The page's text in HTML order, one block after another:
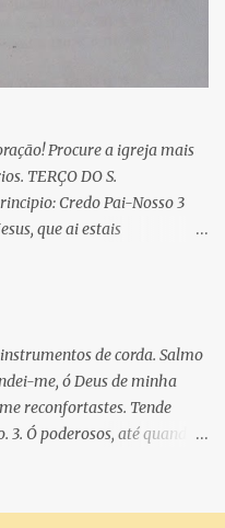
ó clemente, ó piedosa, ó
nós Santa Mãe de Deus.
de Cristo. Amém.
Procure a igreja mais
TERÇO DO S.
Credo Pai-Nosso 3
que ai estais
de Amor!
perdão e a Vossa
e graças se deem a
Sacramento.
de corda. Salmo
me, ó Deus de minha
reconfortastes. Tende
Ó poderosos, até quando
5. Tremei, mas sem pecar;